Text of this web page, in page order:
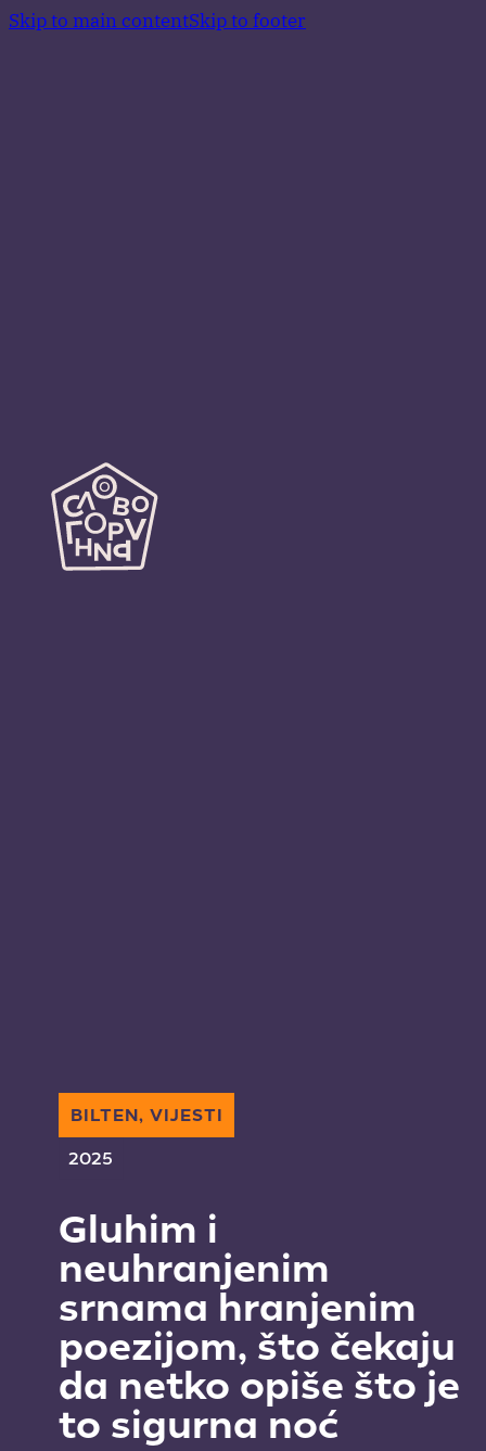
Skip to main contentSkip to footer
BILTEN, VIJESTI
2025
Gluhim i
neuhranjenim
srnama hranjenim
poezijom, što čekaju
da netko opiše što je
to sigurna noć